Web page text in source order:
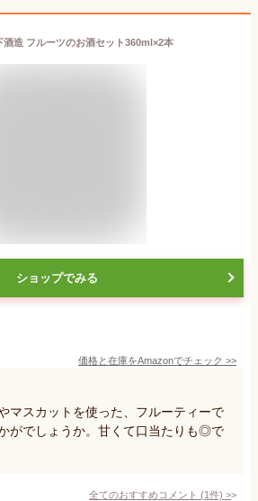
酒造 フルーツのお酒セット360ml×2本
ショップでみる
価格と在庫をAmazonでチェック >>
マスカットを使った、フルーティーで
がでしょうか。甘くて口当たりも◎で
全てのおすすめコメント (1件) >